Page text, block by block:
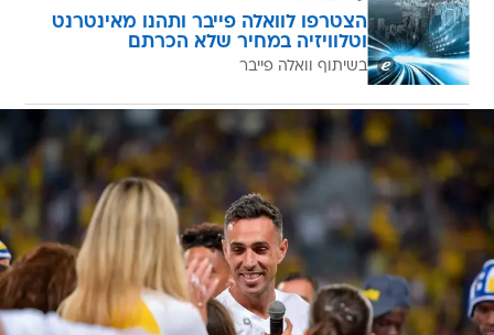
הצטרפו לוואלה פייבר ותהנו מאינטרנט
וטלוויזיה במחיר שלא הכרתם
בשיתוף וואלה פייבר